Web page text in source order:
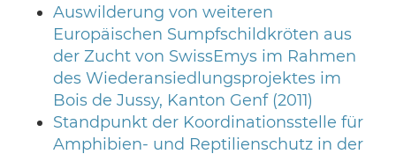
Auswilderung von weiteren
Europäischen Sumpfschildkröten aus
der Zucht von SwissEmys im Rahmen
des Wiederansiedlungsprojektes im
Bois de Jussy, Kanton Genf (2011)
Standpunkt der Koordinationsstelle für
Amphibien- und Reptilienschutz in der